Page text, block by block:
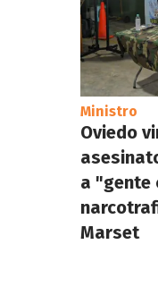
Ministro
Oviedo
a "gente
Marset